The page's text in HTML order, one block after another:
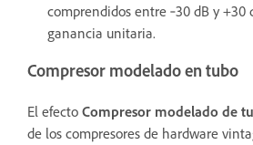
comprendidos entre ‑30 dB y +30
ganancia unitaria.
Compresor modelado en tubo
El efecto Compresor modelado de
de los compresores de hardware